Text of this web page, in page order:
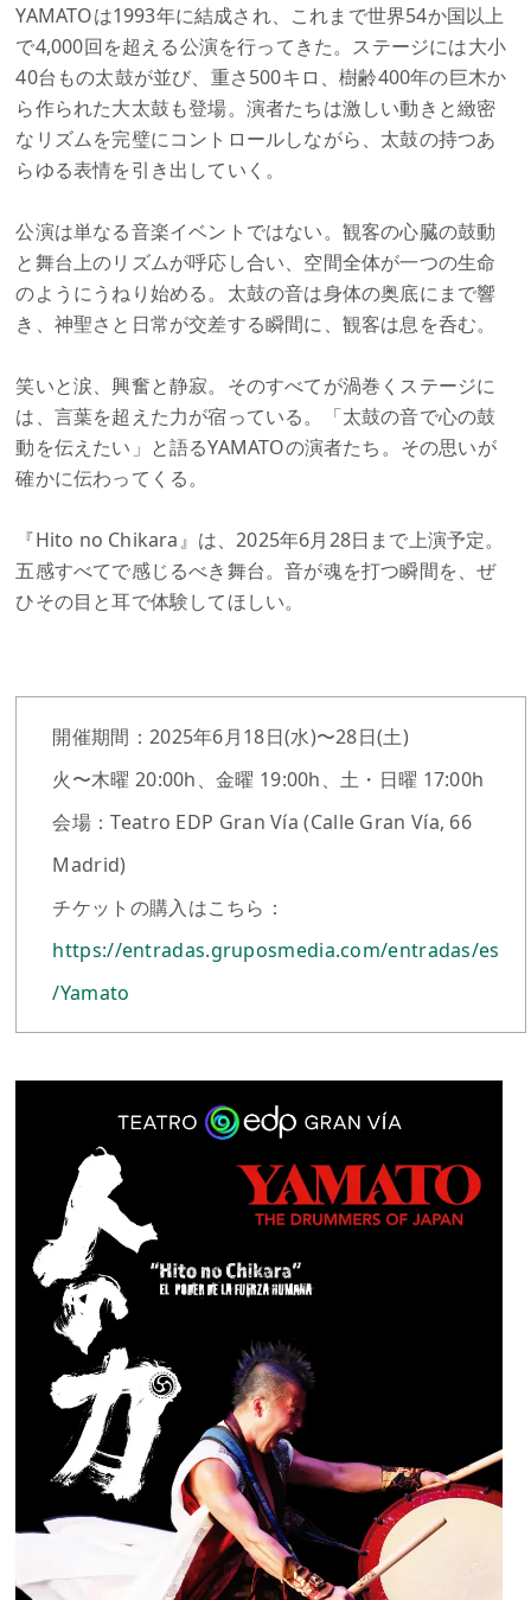
YAMATOは1993年に結成され、これまで世界54か国以上
で4,000回を超える公演を行ってきた。ステージには大小
40台もの太鼓が並び、重さ500キロ、樹齢400年の巨木か
ら作られた大太鼓も登場。演者たちは激しい動きと緻密
なリズムを完璧にコントロールしながら、太鼓の持つあ
らゆる表情を引き出していく。
公演は単なる音楽イベントではない。観客の心臓の鼓動
と舞台上のリズムが呼応し合い、空間全体が一つの生命
のようにうねり始める。太鼓の音は身体の奥底にまで響
き、神聖さと日常が交差する瞬間に、観客は息を呑む。
笑いと涙、興奮と静寂。そのすべてが渦巻くステージに
は、言葉を超えた力が宿っている。「太鼓の音で心の鼓
動を伝えたい」と語るYAMATOの演者たち。その思いが
確かに伝わってくる。
『Hito no Chikara』は、2025年6月28日まで上演予定。
五感すべてで感じるべき舞台。音が魂を打つ瞬間を、ぜ
ひその目と耳で体験してほしい。
開催期間：2025年6月18日(水)〜28日(土)
火〜木曜 20:00h、金曜 19:00h、土・日曜 17:00h
会場：Teatro EDP Gran Vía (Calle Gran Vía, 66
Madrid)
チケットの購入はこちら：
https://entradas.gruposmedia.com/entradas/es
/Yamato